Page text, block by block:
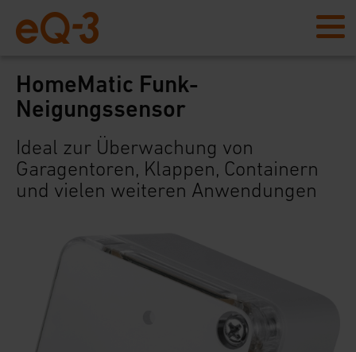
HomeMatic Funk-
Neigungssensor
Ideal zur Überwachung von
Garagentoren, Klappen, Containern
und vielen weiteren Anwendungen